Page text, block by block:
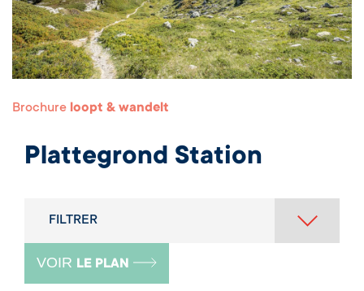
Brochure loopt & wandelt
Plattegrond Station
FILTRER
VOIR LE PLAN